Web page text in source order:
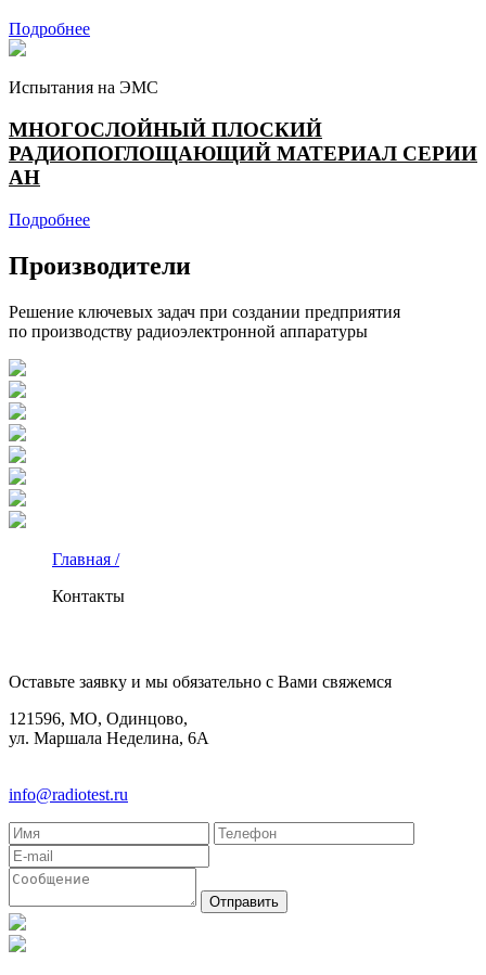
Подробнее
Испытания на ЭМС
МНОГОСЛОЙНЫЙ ПЛОСКИЙ
РАДИОПОГЛОЩАЮЩИЙ МАТЕРИАЛ СЕРИИ
AH
Подробнее
Производители
Решение ключевых задач при создании предприятия
по производству радиоэлектронной аппаратуры
Главная /
Контакты
Оставьте заявку и мы обязательно с Вами свяжемся
121596, МО, Одинцово,
ул. Маршала Неделина, 6А
info@radiotest.ru